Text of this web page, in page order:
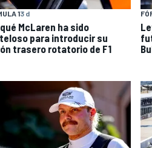
13 d
McLaren ha sido
para introducir su
trasero rotatorio de F1